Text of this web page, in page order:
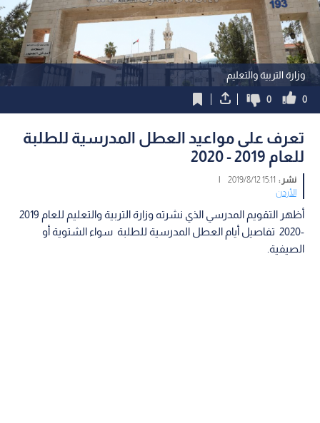
وزارة التربية والتعليم
0
0
تعرف على مواعيد العطل المدرسية للطلبة
للعام 2019 - 2020
نشر : 15:11 2019/8/12
|
الأردن
أظهر التقويم المدرسي الذي نشرته وزارة التربية والتعليم للعام 2019
-2020 تفاصيل أيام العطل المدرسية للطلبة سواء الشتوية أو
الصيفية.